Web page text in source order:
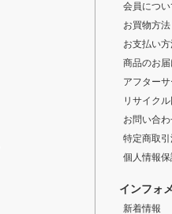
会員につい
お買物方法
お支払い
商品のお
アフター
リサイク
お問い合
特定商取
個人情報
インフォ
新着情報